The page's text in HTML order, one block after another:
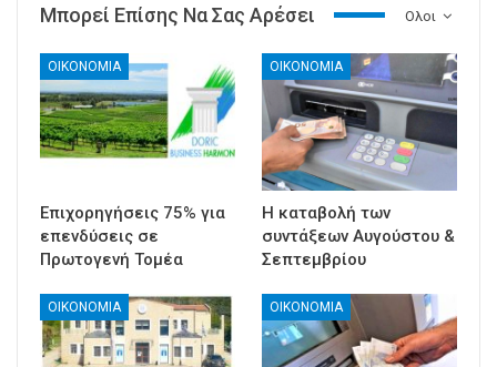
Ολοι
Μπορεί Επίσης Να Σας Αρέσει
ΟΙΚΟΝΟΜΙΑ
Επιχορηγήσεις 75% για
επενδύσεις σε
Πρωτογενή Τομέα
ΟΙΚΟΝΟΜΙΑ
Η καταβολή των
συντάξεων Αυγούστου &
Σεπτεμβρίου
ΟΙΚΟΝΟΜΙΑ ΟΙΚΟΝΟΜΙΑ